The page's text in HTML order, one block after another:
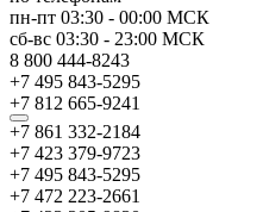
пн-пт 03:30 - 00:00 МСК
сб-вс 03:30 - 23:00 МСК
8 800 444-8243
+7 495 843-5295
+7 812 665-9241
+7 861 332-2184
+7 423 379-9723
+7 495 843-5295
+7 472 223-2661